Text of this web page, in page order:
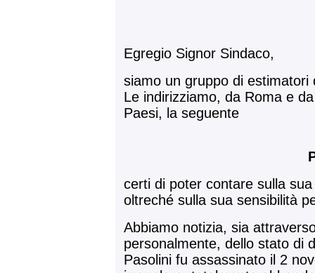
Egregio Signor Sindaco,
siamo un gruppo di estimatori
Le indirizziamo, da Roma e
Paesi, la seguente
certi di poter contare sulla
oltreché sulla sua sensibilità
Abbiamo notizia, sia
personalmente, dello stato di
Pasolini fu assassinato il 2